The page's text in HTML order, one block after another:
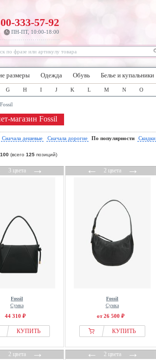
333-57-92
ПН-ПТ, 10:00-18:00
размеры Одежда Обувь Белье и купальники
G H I J K L M N O
Fossil
магазин Fossil
Сначала дешевые Сначала дорогие По популярности Скидки
100 (всего 125 позиций)
3 цвета→
Fossil
Сумка
44 310 ₽
КУПИТЬ
←2 цвета→
Fossil
Сумка
от 26 500 ₽
КУПИТЬ
2 цвета→ ←2 цвета→